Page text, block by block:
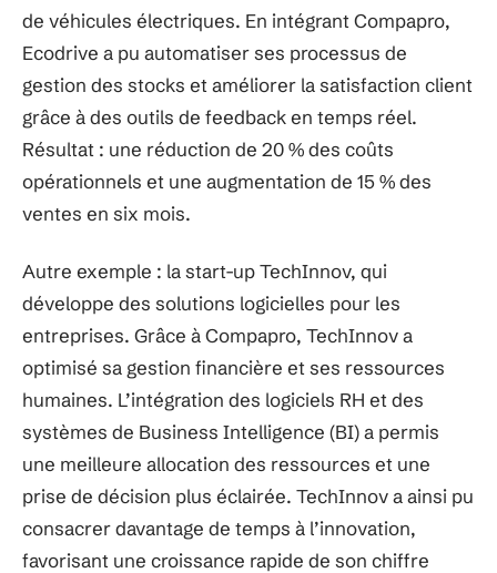
de véhicules électriques. En intégrant Compapro,
Ecodrive a pu automatiser ses processus de
gestion des stocks et améliorer la satisfaction client
grâce à des outils de feedback en temps réel.
Résultat : une réduction de 20 % des coûts
opérationnels et une augmentation de 15 % des
ventes en six mois.
Autre exemple : la start-up TechInnov, qui
développe des solutions logicielles pour les
entreprises. Grâce à Compapro, TechInnov a
optimisé sa gestion financière et ses ressources
humaines. L’intégration des logiciels RH et des
systèmes de Business Intelligence (BI) a permis
une meilleure allocation des ressources et une
prise de décision plus éclairée. TechInnov a ainsi pu
consacrer davantage de temps à l’innovation,
favorisant une croissance rapide de son chiffre